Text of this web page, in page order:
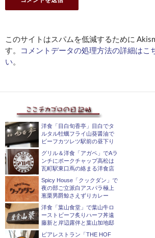
このサイトはスパムを低減するために
す。
コメントデータの処理方法の詳細はこ
い。
洋食「目白旬香亭」目白でタ
ルタル牡蠣フライ山葵醤油で
ビーフカツレツ駅前の昼下り
グリル＆洋食「アガペ」でAラ
ンチにポークチャップ高松は
瓦町駅東口蔦の絡まる洋食店
Spicy House「クックダン」で
夜の部ご立派白アスパラ極上
葱栗男爵鯨さえずりカレー
洋食「葉山食堂」で葉山牛ロ
ーストビーフ炙りハーフ丼遠
藤新と岸辺露伴と葉山加地邸
ビアレストラン「THE HOF